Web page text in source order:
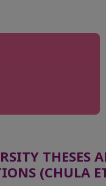
THESES
(CHULA